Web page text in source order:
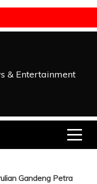
& Entertainment
Gandeng Petra